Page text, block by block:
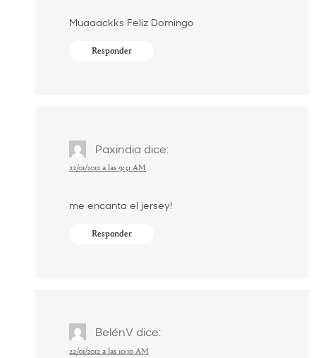
Muaaackks Feliz Domingo
Responder
Paxindia dice:
22/01/2012 a las 9:31 AM
me encanta el jersey!
Responder
BelénV dice:
22/01/2012 a las 10:10 AM